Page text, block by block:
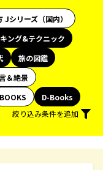
Jシリーズ（国内）
ング&テクニック
旅の図鑑
＆絶景
BOOKS
D-Books
絞り込み条件を追加